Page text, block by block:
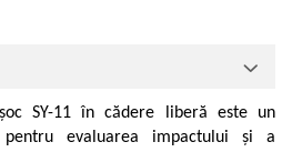
SY-11 în cădere liberă este un
evaluarea impactului și a